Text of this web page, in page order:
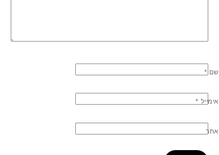
שם *
אימייל *
אתר